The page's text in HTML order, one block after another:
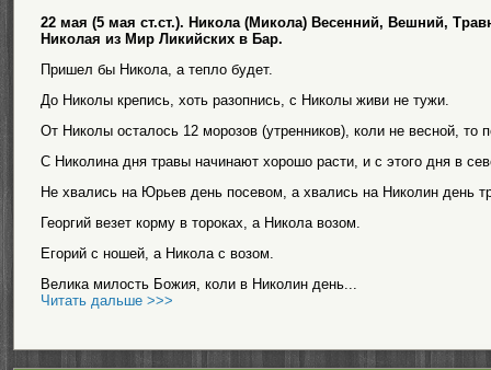
22 мая (5 мая ст.ст.). Никола (Микола) Весенний, Вешний,
Николая из Мир Ликийских в Бар.
Пришел бы Никола, а тепло будет.
До Николы крепись, хоть разопнись, с Николы живи не тужи.
От Николы осталось 12 морозов (утренников), коли не весной, то
С Николина дня травы начинают хорошо расти, и с этого дня в
Не хвались на Юрьев день посевом, а хвались на Николин день
Георгий везет корму в тороках, а Никола возом.
Егорий с ношей, а Никола с возом.
Велика милость Божия, коли в Николин день...
Читать дальше >>>